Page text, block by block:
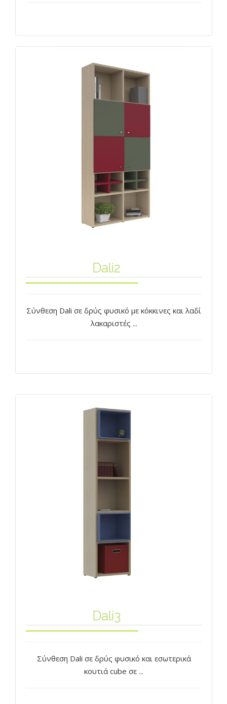
Dali2
Σύνθεση Dali σε δρύς φυσικό με κόκκινες και λαδί
λακαριστές ...
Dali3
Σύνθεση Dali σε δρύς φυσικό και εσωτερικά
κουτιά cube σε ...